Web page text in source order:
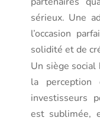
sérieux. Une
l’occasion
solidité et de
Un siège
la
investisseurs
est sublimée,